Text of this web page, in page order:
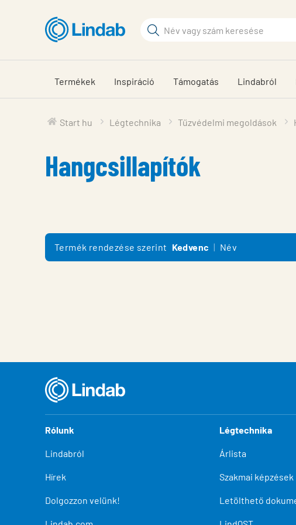
tartalomhoz
Keresési
keresése
Termékek Inspiráció Támogatás Lindabról
Start hu Légtechnika Tűzvédelmi megoldások
Hangcsillapítók
Termék rendezése szerint Kedvenc Név
Rólunk
Lindabról
Hírek
Dolgozzon velünk!
Légtechnika
Árlista
Szakmai képzések
Letölthető